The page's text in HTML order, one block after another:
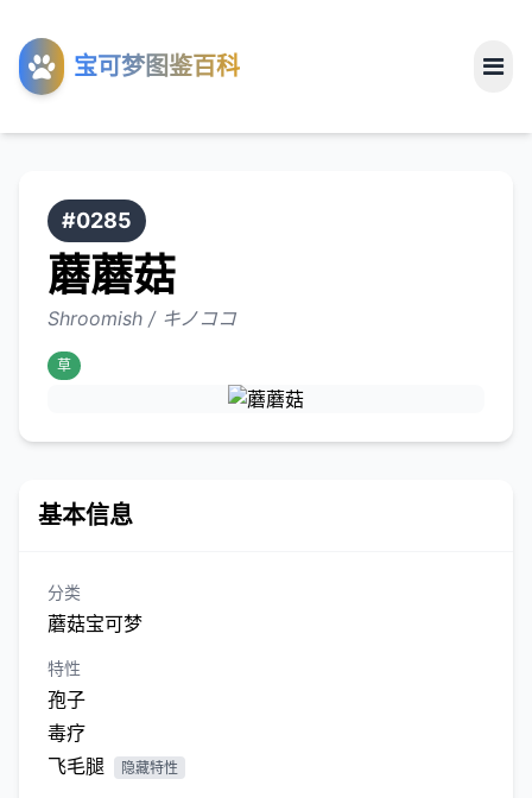
宝可梦图鉴百科
工具
关于
#0285
蘑蘑菇
Shroomish / キノココ
草
基本信息
分类
蘑菇宝可梦
特性
孢子
毒疗
飞毛腿
隐藏特性